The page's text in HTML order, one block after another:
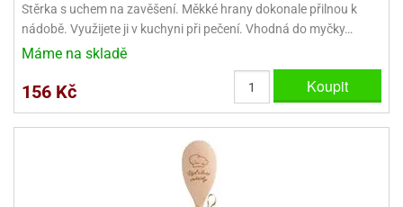
Stěrka s uchem na zavěšení. Měkké hrany dokonale přilnou k
nádobě. Využijete ji v kuchyni při pečení. Vhodná do myčky…
Máme na skladě
156 Kč Koupit